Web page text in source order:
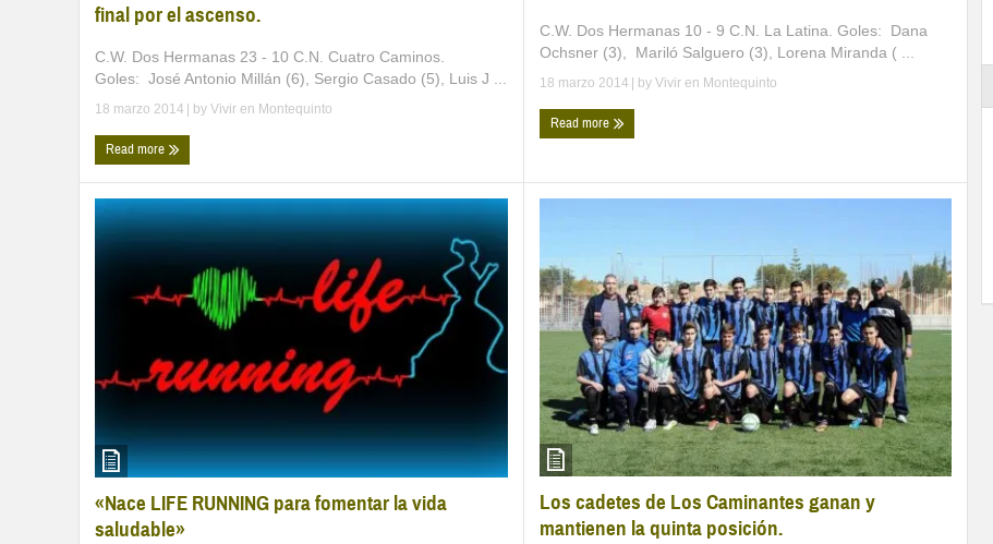
final por el ascenso.
C.W. Dos Hermanas 23 - 10 C.N. Cuatro Caminos.
Goles: José Antonio Millán (6), Sergio Casado (5), Luis J ...
18 marzo 2014 | by Vivir en Montequinto
Read more
C.W. Dos Hermanas 10 - 9 C.N. La Latina. Goles: Dana
Ochsner (3), Mariló Salguero (3), Lorena Miranda ( ...
18 marzo 2014 | by Vivir en Montequinto
Read more
«Nace LIFE RUNNING para fomentar la vida
saludable»
Los cadetes de Los Caminantes ganan y
mantienen la quinta posición.